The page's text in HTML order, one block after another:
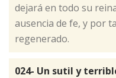
dejará en todo su
ausencia de fe, y por
regenerado.
024- Un sutil y